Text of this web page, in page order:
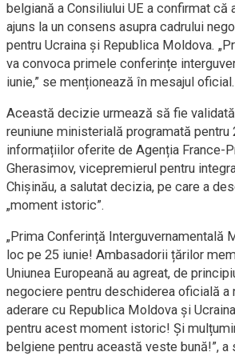
belgiană a Consiliului UE a confirmat că
ajuns la un consens asupra cadrului
pentru Ucraina și Republica Moldova.
va convoca primele conferințe
iunie,” se menționează în mesajul oficial.
Această decizie urmează să fie
reuniune ministerială programată pentru
informațiilor oferite de Agenția France-
Gherasimov, vicepremierul pentru
Chișinău, a salutat decizia, pe care a
„moment istoric”.
„Prima Conferință Interguvernamentală
loc pe 25 iunie! Ambasadorii țărilor
Uniunea Europeană au agreat, de
negociere pentru deschiderea oficială a
aderare cu Republica Moldova și
pentru acest moment istoric! Și
belgiene pentru această veste bună!”,